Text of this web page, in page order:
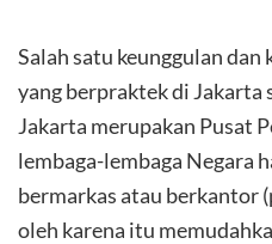
Salah satu keunggulan dan
yang berpraktek di Jakarta
Jakarta merupakan Pusat
lembaga-lembaga Negara
bermarkas atau berkantor
oleh karena itu